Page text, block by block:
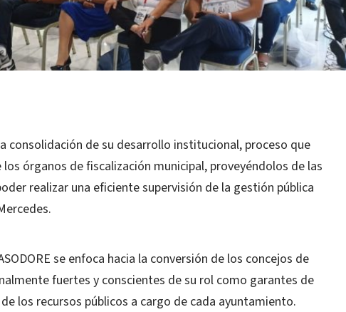
consolidación de su desarrollo institucional, proceso que
órganos de fiscalización municipal, proveyéndolos de las
realizar una eficiente supervisión de la gestión pública
se enfoca hacia la conversión de los concejos de
fuertes y conscientes de su rol como garantes de
los recursos públicos a cargo de cada ayuntamiento.